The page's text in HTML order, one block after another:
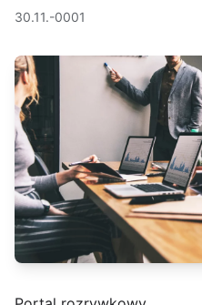
30.11.-0001